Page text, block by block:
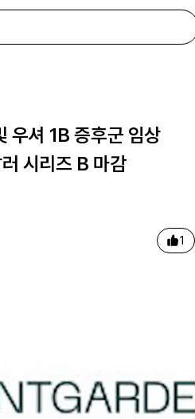
셔 1B 증후군 임상
시리즈 B 마감
1